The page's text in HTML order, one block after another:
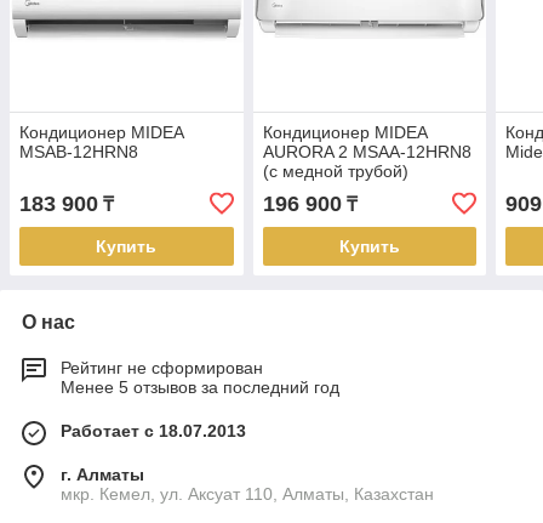
Кондиционер MIDEA
MSAB-12HRN8
183 900 ₸
Купить
Кондиционер MIDEA
AURORA 2 MSAA-12HRN8
(с медной трубой)
196 900₸
Купить
О нас
Рейтинг не сформирован
Менее 5 отзывов за последний год
Работает с 18.07.2013
г. Алматы
мкр. Кемел, ул. Аксуат 110, Алматы, Казахстан